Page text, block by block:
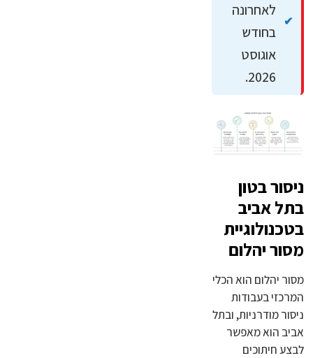
לאחרונה
בחודש
אוגוסט
2026.
ניסור בטון
בתל אביב
בטכנולוגיית
מסור יהלום
מסור יהלום הוא הכלי
המרכזי בעבודות
ניסור מודרניות, ובתל
אביב הוא מאפשר
לבצע חיתוכים